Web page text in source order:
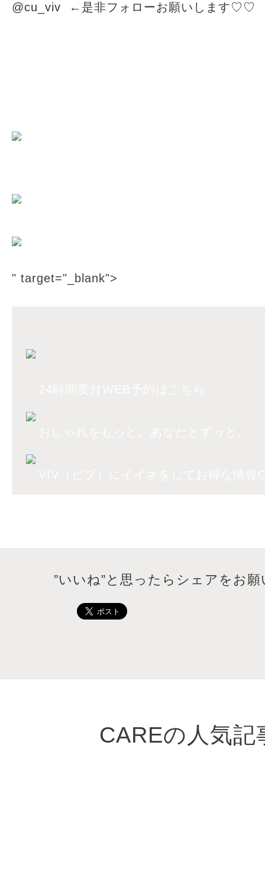
@cu_viv ←是非フォローお願いします♡♡
" target="_blank">
”いいね”と思ったらシェアをお
CAREの人気記